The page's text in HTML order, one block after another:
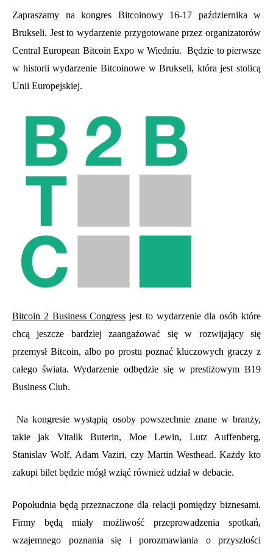
Zapraszamy na kongres Bitcoinowy 16-17 października w
Brukseli. Jest to wydarzenie przygotowane przez organizatorów
Central European Bitcoin Expo w Wiedniu. Będzie to pierwsze
w historii wydarzenie Bitcoinowe w Brukseli, która jest stolicą
Unii Europejskiej.
Bitcoin 2 Business Congress jest to wydarzenie dla osób które
chcą jeszcze bardziej zaangażować się w rozwijający się
przemysł Bitcoin, albo po prostu poznać kluczowych graczy z
całego świata. Wydarzenie odbędzie się w prestiżowym B19
Business Club.
Na kongresie wystąpią osoby powszechnie znane w branży,
takie jak Vitalik Buterin, Moe Lewin, Lutz Auffenberg,
Stanislav Wolf, Adam Vaziri, czy Martin Westhead. Każdy kto
zakupi bilet będzie mógł wziąć również udział w debacie.
Popołudnia będą przeznaczone dla relacji pomiędzy biznesami.
Firmy będą miały możliwość przeprowadzenia spotkań,
wzajemnego poznania się i porozmawiania o przyszłości